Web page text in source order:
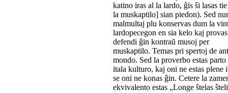
katino iras al la lardo, ĝis ŝi lasas
la muskaptilo] sian piedon). Sed
malmultaj plu konservas dum la
lardopecegon en sia kelo kaj provas
defendi ĝin kontraŭ musoj per
muskaptilo. Temas pri spertoj de
mondo. Sed la proverbo estas parto
itala kulturo, kaj oni ne estas plene
se oni ne konas ĝin. Cetere la
ekvivalento estas „Longe ŝtelas